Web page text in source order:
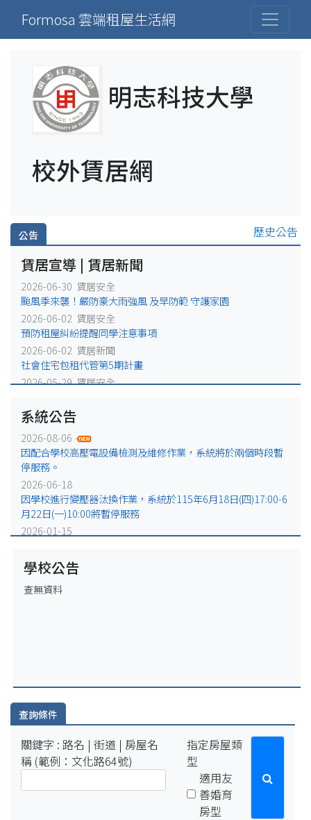
Formosa 雲端租屋生活網
明志科技大學
校外賃居網
公告 歷史公告
賃居宣導 | 賃居新聞
2026-06-30 賃居安全
颱風季來襲！嚴防豪大雨強風 及早防範 守護家園
2026-06-02 賃居安全
預防租屋糾紛提醒同學注意事項
2026-06-02 賃居新聞
社會住宅包租代管第5期計畫
2026-05-29 賃居安全
2026-05-25 賃居安全
賃居退租注意事項
2026-05-18 賃居新聞
校外租屋租金補貼宣導公告
系統公告
2026-08-06
因配合學校高壓電設備檢測及維修作業，系統將於兩個時段暫
停服務。
2026-06-18
因學校進行變壓器汰換作業，系統於115年6月18日(四)17:00-6
月22日(一)10:00將暫停服務
2026-01-15
(五)17:00-1月19日(一)10:00將暫停服務
2025-12-31
因配合學校電力設備緊急維修作業，系統於115年1月2日
因配合學校電氣設備檢修作業，系統於114年4月1日(二)17:00-
4月7日(一)8:00將暫停服務。
學校公告
查無資料
查詢條件
關鍵字 : 路名 | 街道 | 房屋名
稱 (範例：文化路64號)
指定房屋類
型
適用友
善婚育
房型